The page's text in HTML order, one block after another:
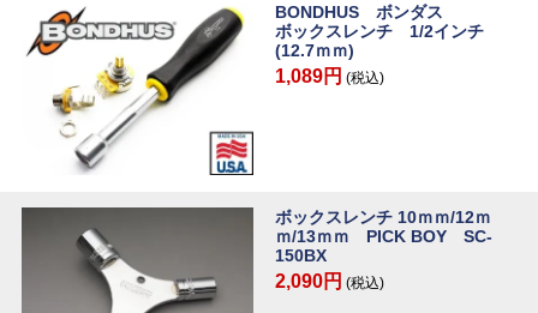
BONDHUS ボンダス
ボックスレンチ 1/2インチ
(12.7ｍｍ)
1,089円 (税込)
ボックスレンチ 10ｍｍ/12ｍ
ｍ/13ｍｍ PICK BOY SC-
150BX
2,090円 (税込)